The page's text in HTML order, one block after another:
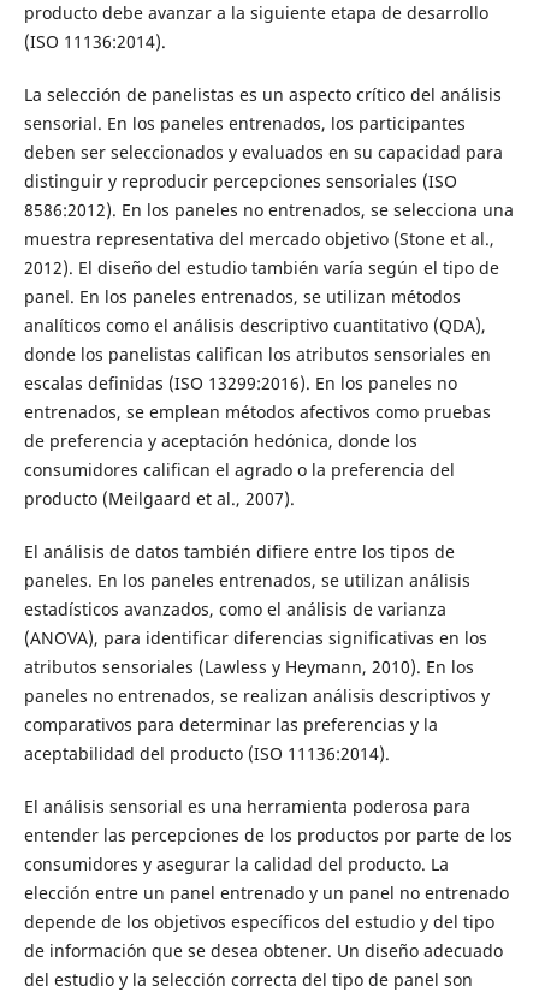
producto debe avanzar a la siguiente etapa de desarrollo
(ISO 11136:2014).
La selección de panelistas es un aspecto crítico del análisis
sensorial. En los paneles entrenados, los participantes
deben ser seleccionados y evaluados en su capacidad para
distinguir y reproducir percepciones sensoriales (ISO
8586:2012). En los paneles no entrenados, se selecciona una
muestra representativa del mercado objetivo (Stone et al.,
2012). El diseño del estudio también varía según el tipo de
panel. En los paneles entrenados, se utilizan métodos
analíticos como el análisis descriptivo cuantitativo (QDA),
donde los panelistas califican los atributos sensoriales en
escalas definidas (ISO 13299:2016). En los paneles no
entrenados, se emplean métodos afectivos como pruebas
de preferencia y aceptación hedónica, donde los
consumidores califican el agrado o la preferencia del
producto (Meilgaard et al., 2007).
El análisis de datos también difiere entre los tipos de
paneles. En los paneles entrenados, se utilizan análisis
estadísticos avanzados, como el análisis de varianza
(ANOVA), para identificar diferencias significativas en los
atributos sensoriales (Lawless y Heymann, 2010). En los
paneles no entrenados, se realizan análisis descriptivos y
comparativos para determinar las preferencias y la
aceptabilidad del producto (ISO 11136:2014).
El análisis sensorial es una herramienta poderosa para
entender las percepciones de los productos por parte de los
consumidores y asegurar la calidad del producto. La
elección entre un panel entrenado y un panel no entrenado
depende de los objetivos específicos del estudio y del tipo
de información que se desea obtener. Un diseño adecuado
del estudio y la selección correcta del tipo de panel son